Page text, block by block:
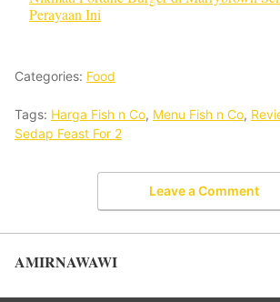
Perayaan Ini
Categories: Food
Tags: Harga Fish n Co, Menu Fish n Co,
Sedap Feast For 2
Leave a Comment
AMIRNAWAWI